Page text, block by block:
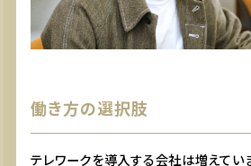
働き方の選択肢
テレワークを導入する会社は増えてい